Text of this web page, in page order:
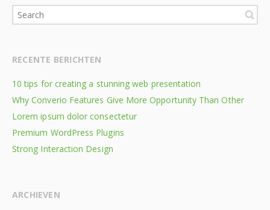
RECENTE BERICHTEN
10 tips for creating a stunning web presentation
Why Converio Features Give More Opportunity Than Other
Lorem ipsum dolor consectetur
Premium WordPress Plugins
Strong Interaction Design
ARCHIEVEN